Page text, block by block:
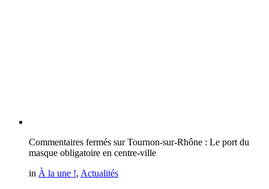
Commentaires fermés sur Tournon-sur-Rhône : Le port du
masque obligatoire en centre-ville
in À la une !, Actualités